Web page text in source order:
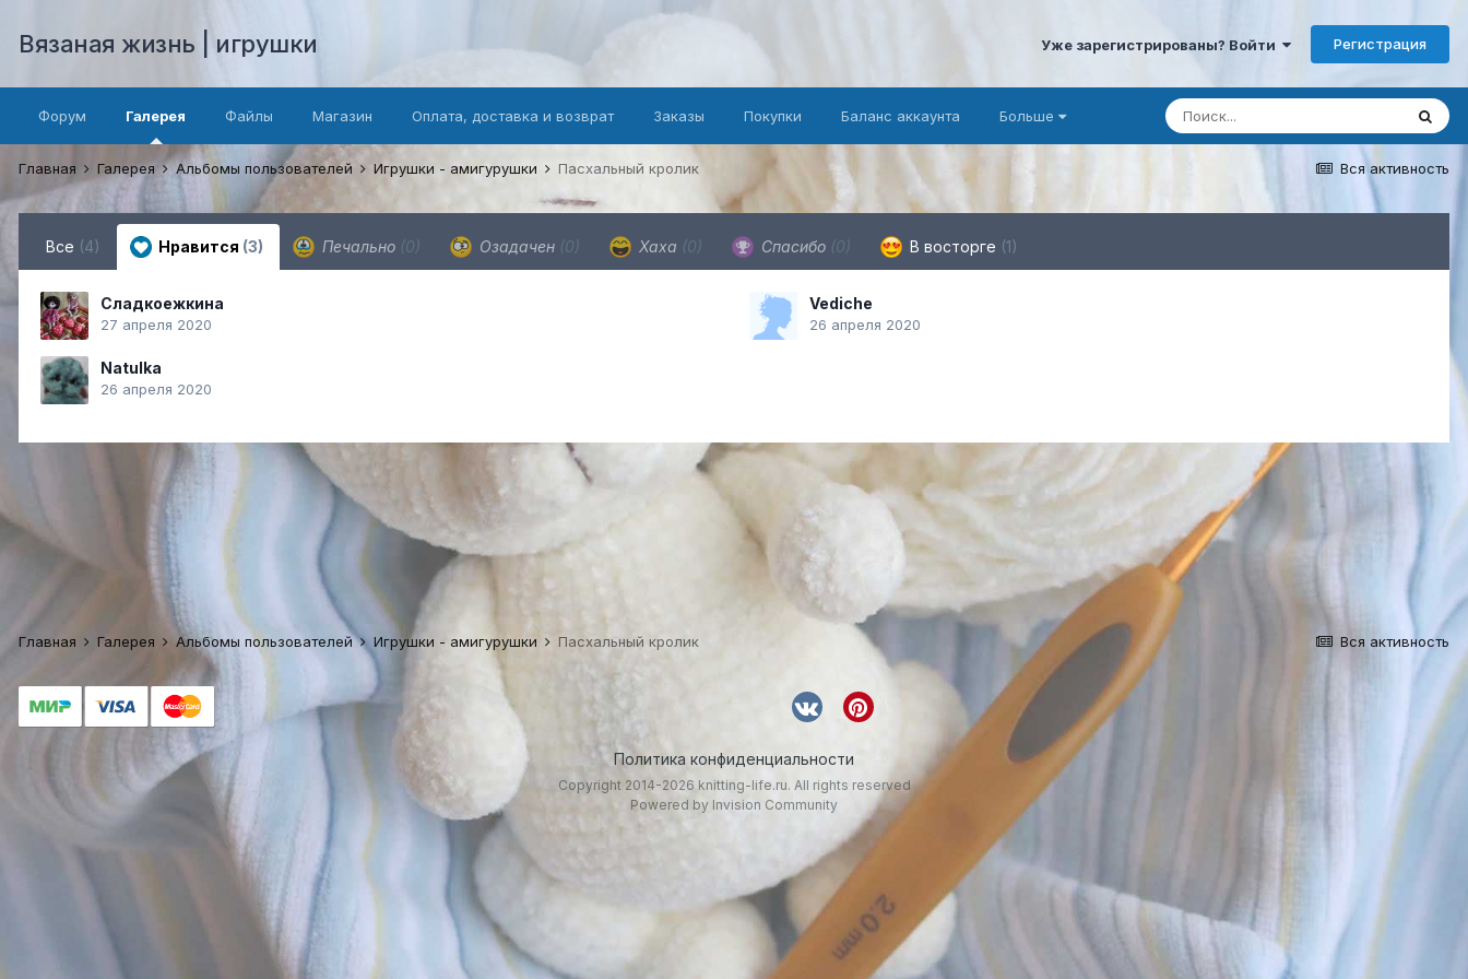
Вязаная жизнь | игрушки Уже зарегистрированы? Войти Регистрация
Форум Галерея Файлы Магазин Оплата, доставка и возврат Заказы Покупки Баланс аккаунта Больше
Вся активность
Главная Галерея Альбомы пользователей Игрушки - амигурушки Пасхальный кролик
Все (4) Нравится (3) Печально (0) Озадачен (0) Хаха (0) Спасибо (0) В восторге (1)
Сладкоежкина
27 апреля 2020
Vediche
26 апреля 2020
Natulka
26 апреля 2020
Вся активность
Главная Галерея Альбомы пользователей Игрушки - амигурушки Пасхальный кролик
Политика конфиденциальности
Copyright 2014-2026 knitting-life.ru. All rights reserved
Powered by Invision Community